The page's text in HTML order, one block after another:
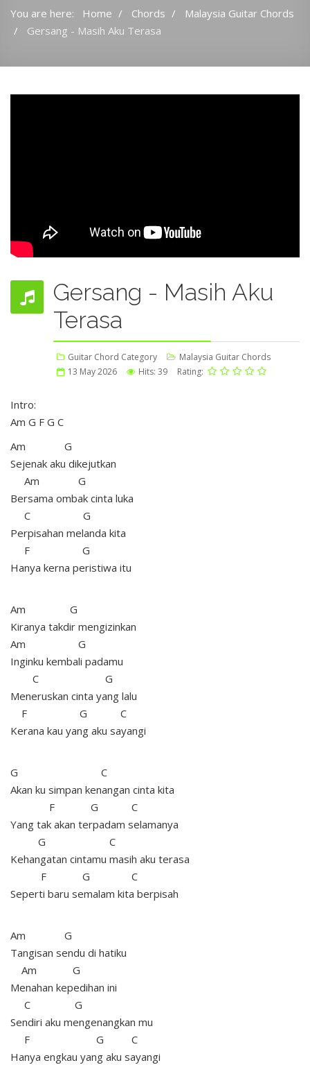
You are here: Home Chords
Malaysia Guitar Chords
Gersang - Masih Aku Terasa
Gersang - Masih Aku
Terasa
Guitar Chord Category
Malaysia Guitar Chords
13 May 2026
Hits: 39 Rating:
Intro:
Am G F G C
Am G
Sejenak aku dikejutkan
Am G
Bersama ombak cinta luka
C G
Perpisahan melanda kita
F G
Hanya kerna peristiwa itu
Am G
Kiranya takdir mengizinkan
Am G
Inginku kembali padamu
C G
Meneruskan cinta yang lalu
F G C
Kerana kau yang aku sayangi
G C
Akan ku simpan kenangan cinta kita
F G C
Yang tak akan terpadam selamanya
G C
Kehangatan cintamu masih aku terasa
F G C
Seperti baru semalam kita berpisah
Am G
Tangisan sendu di hatiku
Am G
Menahan kepedihan ini
C G
Sendiri aku mengenangkan mu
F G C
Hanya engkau yang aku sayangi